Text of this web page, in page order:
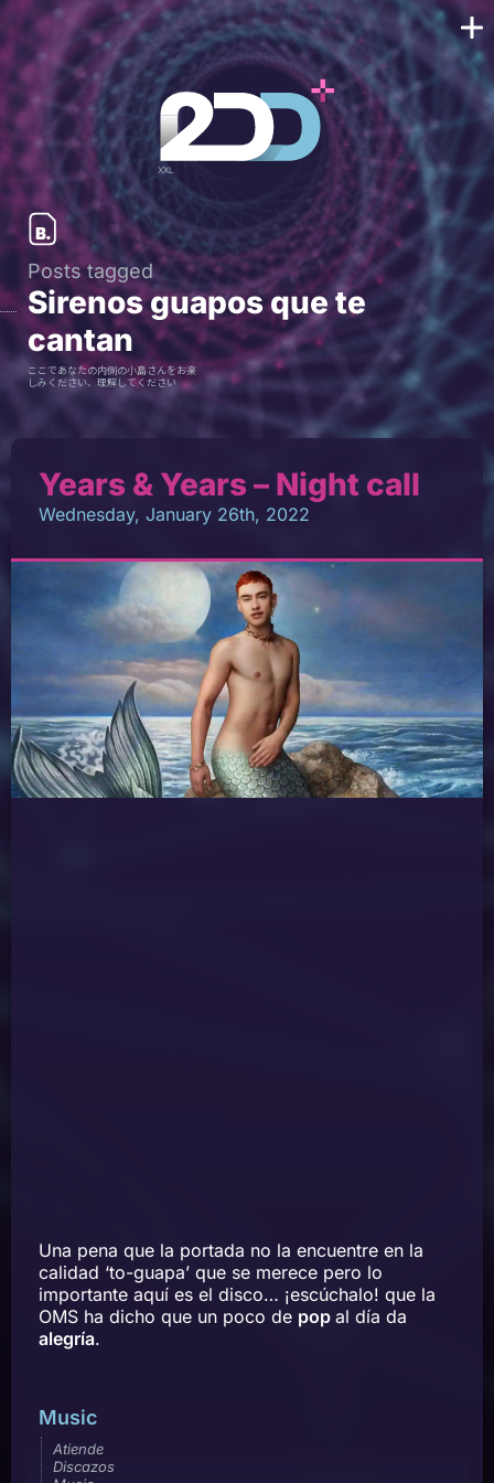
Posts tagged
Sirenos guapos que te
cantan
ここであなたの内側の小島さんをお楽
しみください、理解してください
Years & Years – Night call
Wednesday, January 26th, 2022
Una pena que la portada no la encuentre en la
calidad ‘to-guapa’ que se merece pero lo
importante aquí es el disco… ¡escúchalo! que la
OMS ha dicho que un poco de pop al día da
alegría.
Music
Atiende
Discazos